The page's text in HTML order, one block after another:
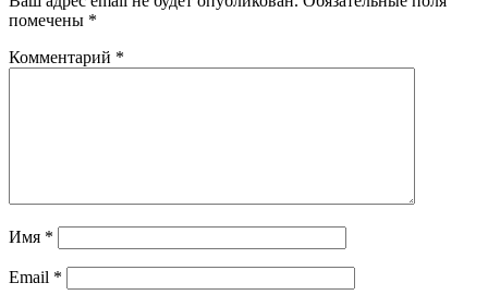
помечены *
Комментарий *
Имя *
Email *